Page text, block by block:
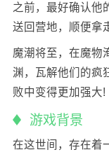
之前，最好确认他
送回营地，顺便拿
魔潮将至，在魔物
渊，瓦解他们的疯
败中变得更加强大!
游戏背景
在这世间，存在着